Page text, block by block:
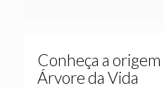
Conheça a
Árvore da Vida